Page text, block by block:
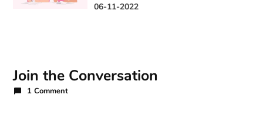
06-11-2022
Join the Conversation
1 Comment